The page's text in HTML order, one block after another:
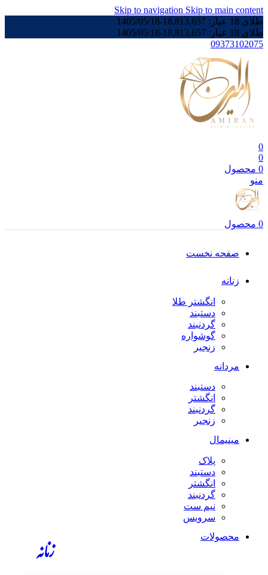
Skip to navigation Skip to main content
طلای 18 عیار:
18,813,657
-
1405/05/18
طلای 18 عیار:
18,813,657
-
1405/05/18
09373102075
0
0
0 محصول
منو
0 محصول
صفحه نخست
زنانه
انگشتر طلا
دستبند
گردنبند
گوشواره
زنجیر
مردانه
دستبند
انگشتر
گردنبند
زنجیر
مینیمال
پلاک
دستبند
انگشتر
گردنبند
نیم ست
سرویس
محصولات
زنانه